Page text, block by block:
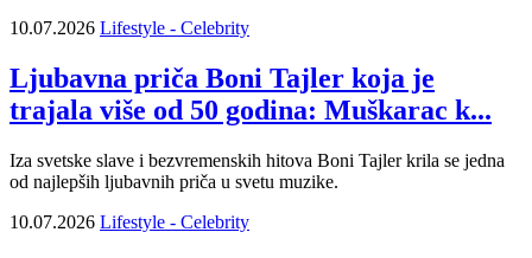
10.07.2026 Lifestyle - Celebrity
Ljubavna priča Boni Tajler koja je
trajala više od 50 godina: Muškarac k...
Iza svetske slave i bezvremenskih hitova Boni Tajler krila se jedna
od najlepših ljubavnih priča u svetu muzike.
10.07.2026 Lifestyle - Celebrity